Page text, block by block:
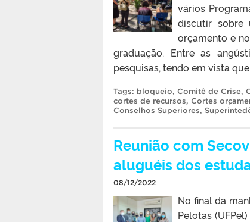
vários
discutir sobre
orçamento e
graduação. Entre as
pesquisas, tendo em vista
Tags: bloqueio, Comitê de Crise,
cortes de recursos, Cortes
Conselhos Superiores,
Reunião com
aluguéis dos
08/12/2022
No final da
Pelotas